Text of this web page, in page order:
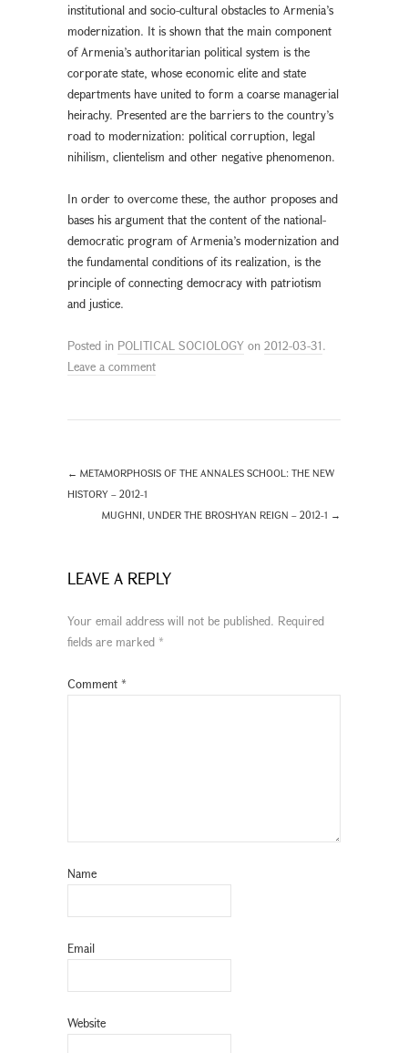
institutional and socio-cultural obstacles to Armenia’s
modernization. It is shown that the main component
of Armenia’s authoritarian political system is the
corporate state, whose economic elite and state
departments have united to form a coarse managerial
heirachy. Presented are the barriers to the country’s
road to modernization: political corruption, legal
nihilism, clientelism and other negative phenomenon.
In order to overcome these, the author proposes and
bases his argument that the content of the national-
democratic program of Armenia’s modernization and
the fundamental conditions of its realization, is the
principle of connecting democracy with patriotism
and justice.
Posted in POLITICAL SOCIOLOGY on 2012-03-31.
Leave a comment
← METAMORPHOSIS OF THE ANNALES SCHOOL: THE NEW
HISTORY – 2012-1
MUGHNI, UNDER THE BROSHYAN REIGN – 2012-1 →
LEAVE A REPLY
Your email address will not be published. Required
fields are marked *
Comment *
Name
Email
Website